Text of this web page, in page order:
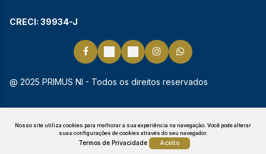
Nosso site utiliza cookies para melhorar a sua experiência na navegação. Você pode alterar
suas configurações de cookies através do seu navegador.
Termos de Privacidade Aceito
CRECI: 39934-J
@ 2025 PRIMUS NI - Todos os direitos reservados